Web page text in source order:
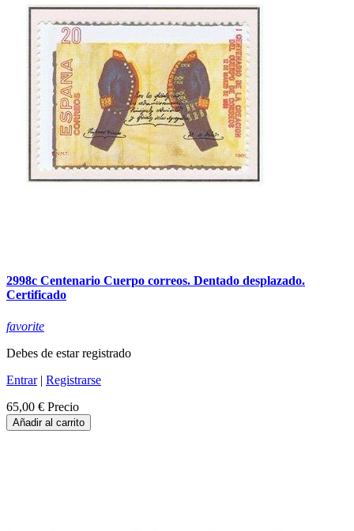
2998c Centenario Cuerpo correos. Dentado desplazado.
Certificado
favorite
Debes de estar registrado
Entrar| Registrarse
65,00 € Precio
Añadir al carrito